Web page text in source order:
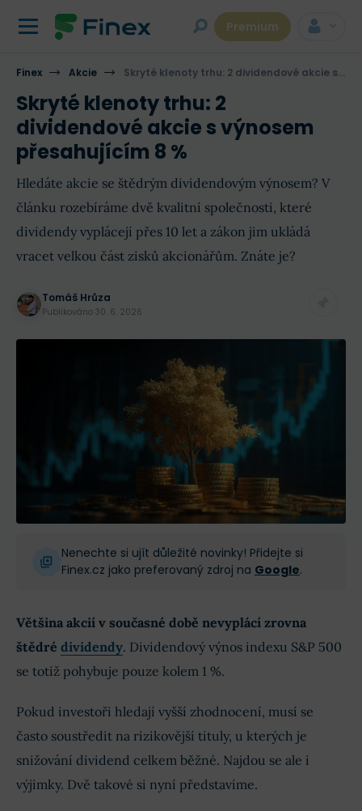
Premium
Finex Akcie Skryté klenoty trhu: 2 dividendové akcie s výnosem přesahujícím 8 %
Skryté klenoty trhu: 2
dividendové akcie s výnosem
přesahujícím 8 %
Hledáte akcie se štědrým dividendovým výnosem? V
článku rozebíráme dvě kvalitní společnosti, které
dividendy vyplácejí přes 10 let a zákon jim ukládá
vracet velkou část zisků akcionářům. Znáte je?
Tomáš Hrůza
Publikováno 30. 6. 2026
Nenechte si ujít důležité novinky! Přidejte si
Finex.cz jako preferovaný zdroj na Google.
Většina akcií v současné době nevyplácí zrovna
štědré dividendy. Dividendový výnos indexu S&P 500
se totiž pohybuje pouze kolem 1 %.
Pokud investoři hledají vyšší zhodnocení, musí se
často soustředit na rizikovější tituly, u kterých je
snižování dividend celkem běžné. Najdou se ale i
výjimky. Dvě takové si nyní představíme.